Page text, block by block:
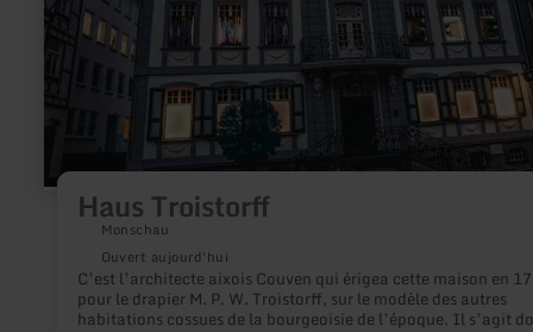
Haus Troistorff
Monschau
Ouvert aujourd'hui
C’est l’architecte aixois Couven qui érigea cette maison en
pour le drapier M. P. W. Troistorff, sur le modèle des autres
habitations cossues de la bourgeoisie de l’époque. Il s’agit